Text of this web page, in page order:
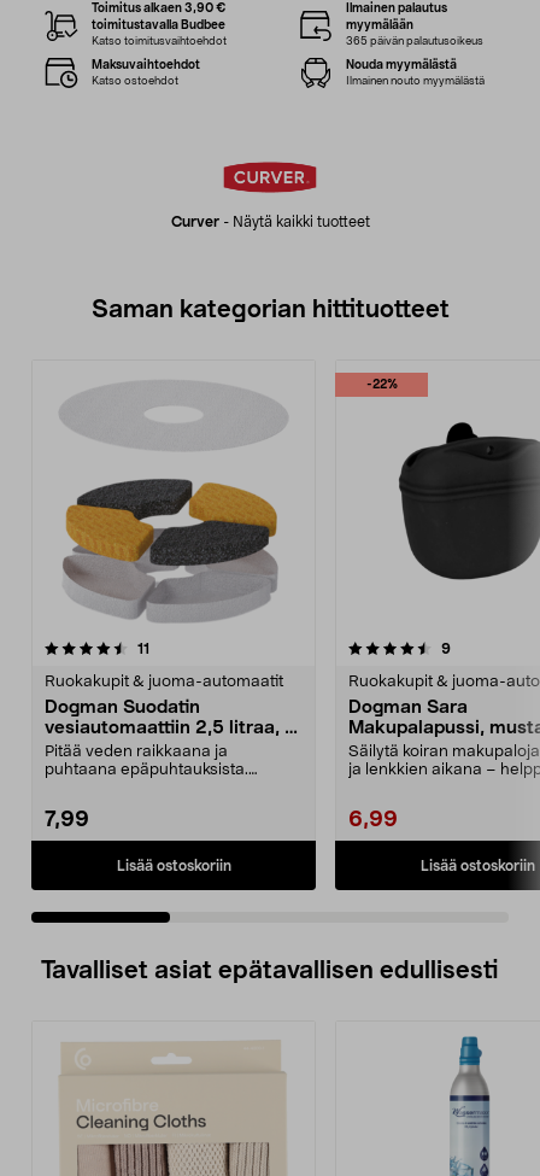
Curver- Näytä kaikki tuotteet
Toimitus alkaen 3,90 €
toimitustavalla Budbee
Katso toimitusvaihtoehdot
Ilmainen palautus
myymälään
365 päivän palautusoikeus
Maksuvaihtoehdot
Katso ostoehdot
Nouda myymälästä
Ilmainen nouto myymälästä
Saman kategorian hittituotteet
11
Ruokakupit & juoma-automaatit
Dogman Suodatin
vesiautomaattiin 2,5 litraa, 3
kpl
Pitää veden raikkaana ja
puhtaana epäpuhtauksista.
7,99
Lisää ostoskoriin
-22%
4.5 viidestä
9arvostelut
Ruokakupit & juoma-
Dogman Sara
Makupalapussi,
Säilytä koiran
ja lenkkien aikana –
6,99
Lisää ostoskoriin
4.5 viidestä
Tavalliset asiat epätavallisen edullisesti